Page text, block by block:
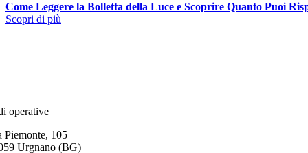
Come Leggere la Bolletta della Luce e Scoprire Quanto Puoi
Scopri di più
operative
Piemonte, 105
Urgnano (BG)